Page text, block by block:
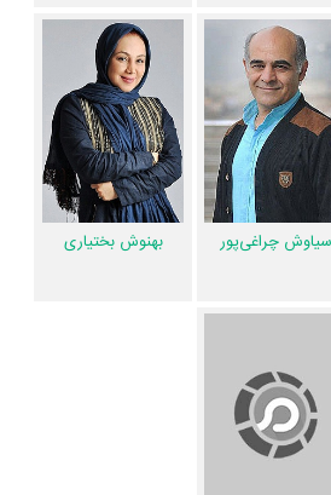
همکاریِ اول رخ داده، به‌عبارت دیگر در این فیلم میان هر یک از 11 بازیگر با
یکدیگر یک رابطه همکاری شکل گرفته که 30 همکاری برای اولین‌مرتبه در
شریفی‌نیاویدالله شادمانی،حسن معجونی
وویشکا آسایش،مهدی حسینی‌نیاومجتبی
رضایی.
در اینستاگرام نیز فعال هستند و مجموع میزان
فالوئرهای اینستاگرام 14 نفر از این هنرمندان به بیش از 17،296،024 نفر
خوشتان آمده و یا دوستش ندارید، بهتر است
سیاوش چراغی‌پور بهنوش بختیاری